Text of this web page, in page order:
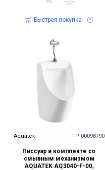
Быстрая покупка
Aquatek ГР-00098790
Писсуар в комплекте со
смывным механизмом
AQUATEK AQ3040-F-00,